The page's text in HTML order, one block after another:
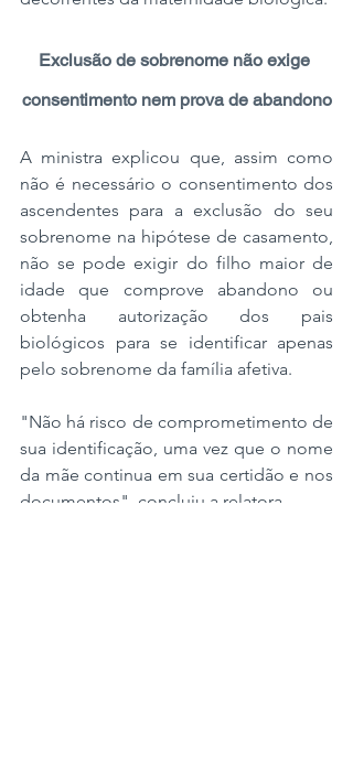
Exclusão de sobrenome não exige
consentimento nem prova de abandono
A ministra explicou que, assim como
não é necessário o consentimento dos
ascendentes para a exclusão do seu
sobrenome na hipótese de casamento,
não se pode exigir do filho maior de
idade que comprove abandono ou
obtenha autorização dos pais
biológicos para se identificar apenas
pelo sobrenome da família afetiva.
"Não há risco de comprometimento de
sua identificação, uma vez que o nome
da mãe continua em sua certidão e nos
documentos", concluiu a relatora.